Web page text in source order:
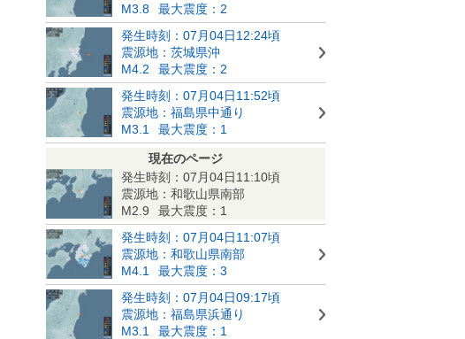
M3.8
最大震度：2
発生時刻：07月04日12:24頃
震源地：茨城県沖
M4.2
最大震度：2
発生時刻：07月04日11:52頃
震源地：福島県中通り
M3.1
最大震度：1
現在のページ
発生時刻：07月04日11:10頃
震源地：和歌山県南部
M2.9
最大震度：1
発生時刻：07月04日11:07頃
震源地：和歌山県南部
M4.1
最大震度：3
発生時刻：07月04日09:17頃
震源地：福島県浜通り
M3.1
最大震度：1